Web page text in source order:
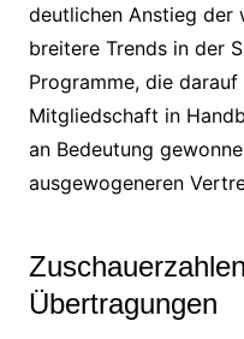
deutlichen Anstieg der
breitere Trends in der
Programme, die
Mitgliedschaft in
an Bedeutung
ausgewogeneren
Übertragungen